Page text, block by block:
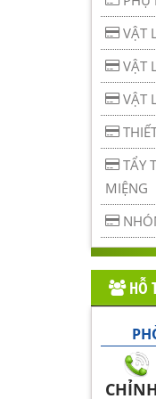
VẬT
VẬT
VẬT
TẨY
MIỆNG
HỖ